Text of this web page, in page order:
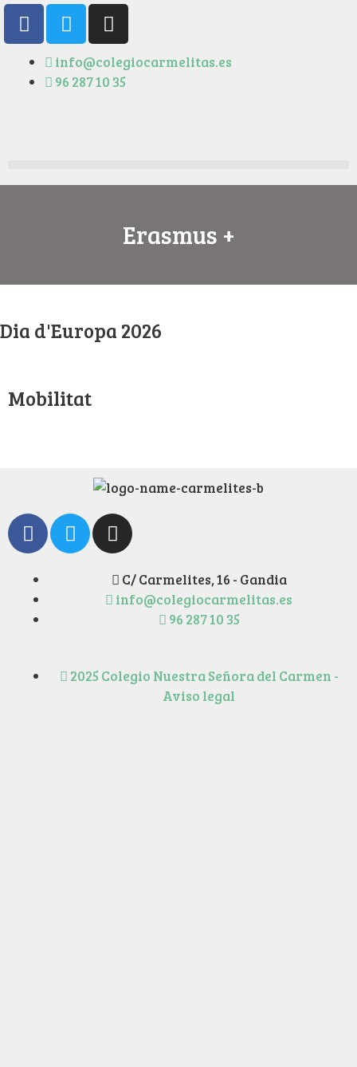
info@colegiocarmelitas.es
96 287 10 35
Erasmus +
Dia d'Europa 2026
Mobilitat
C/ Carmelites, 16 - Gandia
info@colegiocarmelitas.es
96 287 10 35
2025 Colegio Nuestra Señora del Carmen -
Aviso legal